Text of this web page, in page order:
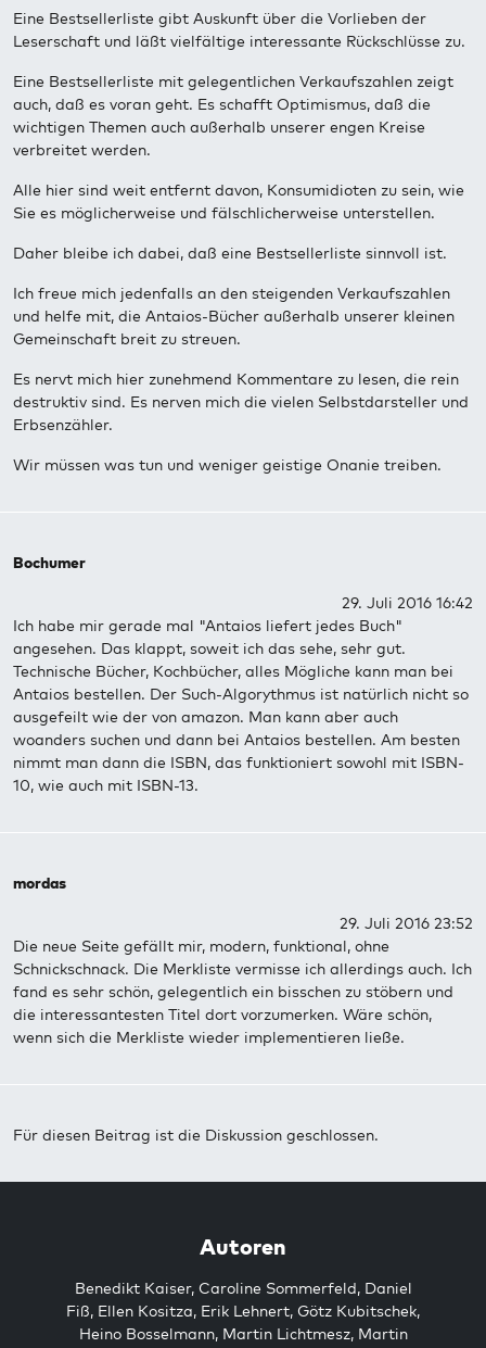
Eine Bestsellerliste gibt Auskunft über die Vorlieben der
Leserschaft und läßt vielfältige interessante Rückschlüsse zu.
Eine Bestsellerliste mit gelegentlichen Verkaufszahlen zeigt
auch, daß es voran geht. Es schafft Optimismus, daß die
wichtigen Themen auch außerhalb unserer engen Kreise
verbreitet werden.
Alle hier sind weit entfernt davon, Konsumidioten zu sein, wie
Sie es möglicherweise und fälschlicherweise unterstellen.
Daher bleibe ich dabei, daß eine Bestsellerliste sinnvoll ist.
Ich freue mich jedenfalls an den steigenden Verkaufszahlen
und helfe mit, die Antaios-Bücher außerhalb unserer kleinen
Gemeinschaft breit zu streuen.
Es nervt mich hier zunehmend Kommentare zu lesen, die rein
destruktiv sind. Es nerven mich die vielen Selbstdarsteller und
Erbsenzähler.
Wir müssen was tun und weniger geistige Onanie treiben.
Bochumer
29. Juli 2016 16:42
Ich habe mir gerade mal "Antaios liefert jedes Buch"
angesehen. Das klappt, soweit ich das sehe, sehr gut.
Technische Bücher, Kochbücher, alles Mögliche kann man bei
Antaios bestellen. Der Such-Algorythmus ist natürlich nicht so
ausgefeilt wie der von amazon. Man kann aber auch
woanders suchen und dann bei Antaios bestellen. Am besten
nimmt man dann die ISBN, das funktioniert sowohl mit ISBN-
10, wie auch mit ISBN-13.
mordas
29. Juli 2016 23:52
Die neue Seite gefällt mir, modern, funktional, ohne
Schnickschnack. Die Merkliste vermisse ich allerdings auch. Ich
fand es sehr schön, gelegentlich ein bisschen zu stöbern und
die interessantesten Titel dort vorzumerken. Wäre schön,
wenn sich die Merkliste wieder implementieren ließe.
Für diesen Beitrag ist die Diskussion geschlossen.
Autoren
Benedikt Kaiser, Caroline Sommerfeld, Daniel
Fiß, Ellen Kositza, Erik Lehnert, Götz Kubitschek,
Heino Bosselmann, Martin Lichtmesz, Martin